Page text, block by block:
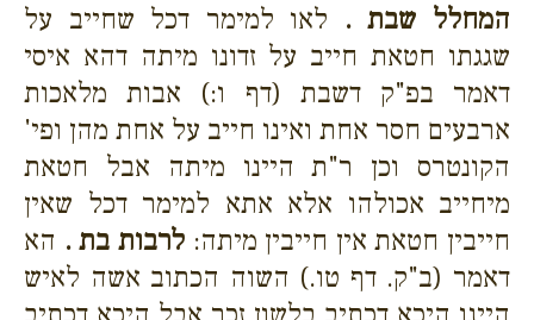
המחלל שבת . לאו למימר דכל שחייב על
שגגתו חטאת חייב על זדונו מיתה דהא איסי
דאמר בפ"ק דשבת (דף ו:) אבות מלאכות
ארבעים חסר אחת ואינו חייב על אחת מהן ופי'
הקונטרס וכן ר"ת היינו מיתה אבל חטאת
מיחייב אכולהו אלא אתא למימר דכל שאין
חייבין חטאת אין חייבין מיתה:לרבות בת . הא
דאמר (ב"ק. דף טו.) השוה הכתוב אשה לאיש